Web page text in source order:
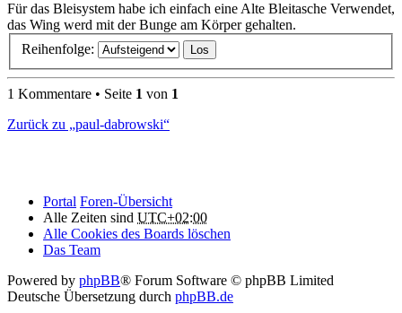
Für das Bleisystem habe ich einfach eine Alte Bleitasche Verwendet,
das Wing werd mit der Bunge am Körper gehalten.
Reihenfolge:
1 Kommentare • Seite 1 von 1
Zurück zu „paul-dabrowski“
Portal Foren-Übersicht
Alle Zeiten sind UTC+02:00
Alle Cookies des Boards löschen
Das Team
Powered by phpBB® Forum Software © phpBB Limited
Deutsche Übersetzung durch phpBB.de